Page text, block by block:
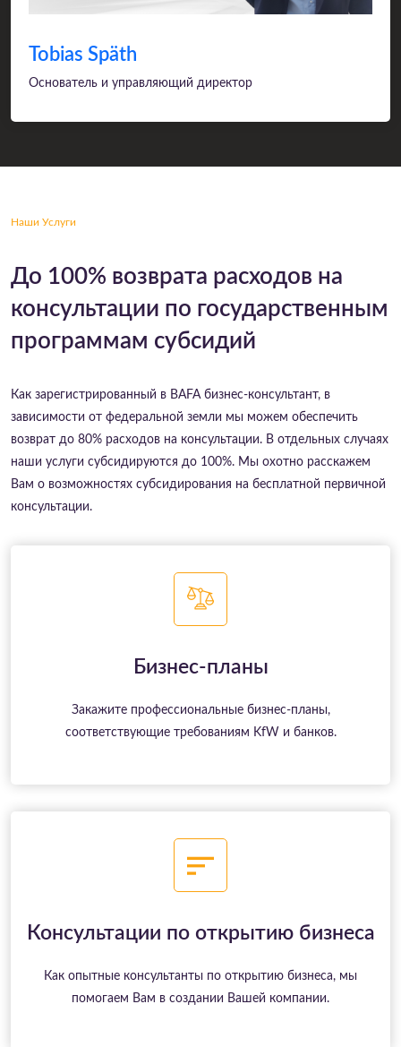
Tobias Späth
Основатель и управляющий директор
Наши Услуги
До 100% возврата расходов на
консультации по государственным
программам субсидий
Как зарегистрированный в BAFA бизнес-консультант, в
зависимости от федеральной земли мы можем обеспечить
возврат до 80% расходов на консультации. В отдельных случаях
наши услуги субсидируются до 100%. Мы охотно расскажем
Вам о возможностях субсидирования на бесплатной первичной
консультации.
Бизнес-планы
Закажите профессиональные бизнес-планы,
соответствующие требованиям KfW и банков.
Консультации по открытию бизнеса
Как опытные консультанты по открытию бизнеса, мы
помогаем Вам в создании Вашей компании.